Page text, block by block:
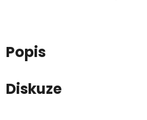
Popis
Diskuze